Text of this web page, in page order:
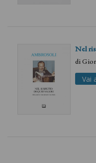
Nel
di
Vai